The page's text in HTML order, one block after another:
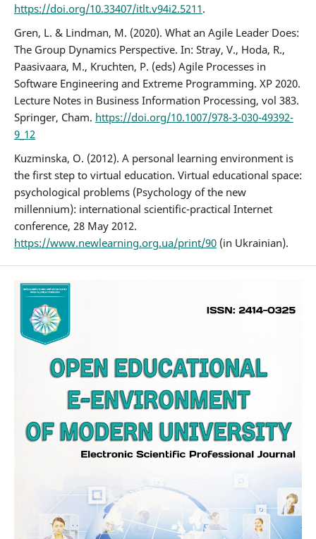
https://doi.org/10.33407/itlt.v94i2.5211.
Gren, L. & Lindman, M. (2020). What an Agile Leader Does:
The Group Dynamics Perspective. In: Stray, V., Hoda, R.,
Paasivaara, M., Kruchten, P. (eds) Agile Processes in
Software Engineering and Extreme Programming. XP 2020.
Lecture Notes in Business Information Processing, vol 383.
Springer, Cham. https://doi.org/10.1007/978-3-030-49392-
9_12
Kuzminska, О. (2012). A personal learning environment is
the first step to virtual education. Virtual educational space:
psychological problems (Psychology of the new
millennium): international scientific-practical Internet
conference, 28 May 2012.
https://www.newlearning.org.ua/print/90(in Ukrainian).